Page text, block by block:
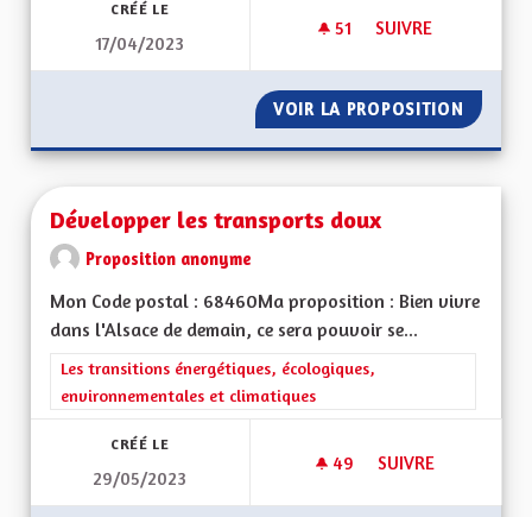
CRÉÉ LE
17/04/2023
51 51 ABONNÉS
SUIVRE
VOIR LA PROPOSITION
Développer les transports doux
Proposition anonyme
Mon Code postal : 68460Ma proposition : Bien vivre
dans l'Alsace de demain, ce sera pouvoir se...
Filtrer les résultats de la catégorie : Les transitions
Les transitions énergétiques, écologiques,
environnementales et climatiques
CRÉÉ LE
29/05/2023
49 49 ABONNÉS
SUIVRE